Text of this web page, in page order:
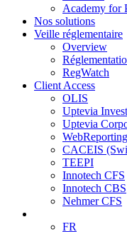
Academy for
Nos solutions
Veille réglementaire
Overview
RegWatch
Client Access
OLIS
Uptevia
Uptevia
CACEIS
TEEPI
Innotech CFS
Innotech CBS
Nehmer CFS
FR